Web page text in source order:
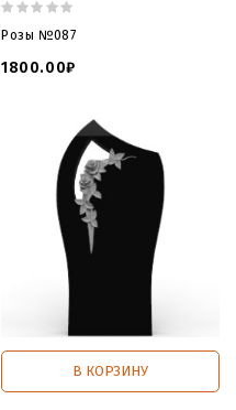
Розы №087
1800.00₽
В КОРЗИНУ